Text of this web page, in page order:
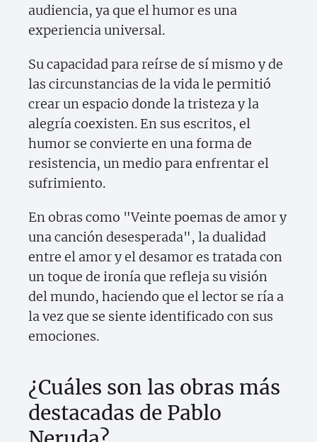
audiencia, ya que el humor es una
experiencia universal.
Su capacidad para reírse de sí mismo y de
las circunstancias de la vida le permitió
crear un espacio donde la tristeza y la
alegría coexisten. En sus escritos, el
humor se convierte en una forma de
resistencia, un medio para enfrentar el
sufrimiento.
En obras como "Veinte poemas de amor y
una canción desesperada", la dualidad
entre el amor y el desamor es tratada con
un toque de ironía que refleja su visión
del mundo, haciendo que el lector se ría a
la vez que se siente identificado con sus
emociones.
¿Cuáles son las obras más
destacadas de Pablo